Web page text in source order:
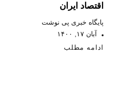
اقتصاد ایران
پایگاه خبری پی نوشت
آبان ۱۷, ۱۴۰۰
ادامه مطلب